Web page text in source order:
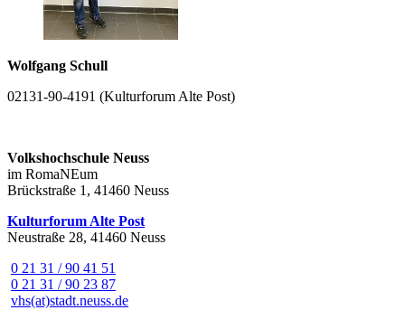
Wolfgang Schull
02131-90-4191 (Kulturforum Alte Post)
Volkshochschule Neuss
im RomaNEum
Brückstraße 1, 41460 Neuss
Kulturforum Alte Post
Neustraße 28, 41460 Neuss
0 21 31 / 90 41 51
0 21 31 / 90 23 87
vhs(at)stadt.neuss.de